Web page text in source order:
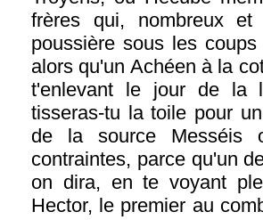
frères qui, nombreux
poussière sous les
alors qu'un Achéen à la
t'enlevant le jour de la
tisseras-tu la toile pour
de la source Messéis
contraintes, parce qu'un
on dira, en te voyant
Hector, le premier au